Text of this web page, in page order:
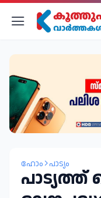
ഹോം പാട്യം